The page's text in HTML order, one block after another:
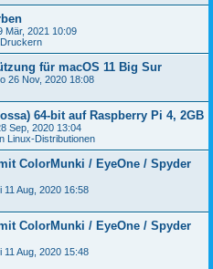
Mär, 2021 10:09
für macOS 11 Big Sur
26 Nov, 2020 18:08
64-bit auf Raspberry Pi 4, 2GB
Sep, 2020 13:04
Linux-Distributionen
ColorMunki / EyeOne / Spyder
11 Aug, 2020 16:58
ColorMunki / EyeOne / Spyder
11 Aug, 2020 15:48